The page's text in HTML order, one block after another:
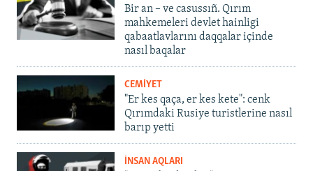
Bir an – ve casussıñ. Qırım
mahkemeleri devlet hainligi
qabaatlavlarını daqqalar içinde
nasıl baqalar
CEMİYET
"Er kes qaça, er kes kete": cenk
Qırımdaki Rusiye turistlerine nasıl
barıp yetti
İNSAN AQLARI